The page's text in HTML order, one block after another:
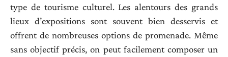
type de tourisme culturel. Les alentours des grands
lieux d’expositions sont souvent bien desservis et
offrent de nombreuses options de promenade. Même
sans objectif précis, on peut facilement composer un